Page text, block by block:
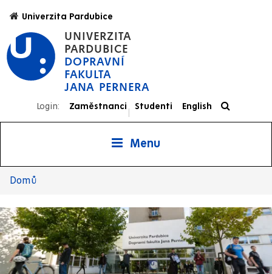
hlavnímu
obsahu
UNIVERZITA
PARDUBICE
DOPRAVNÍ
FAKULTA
JANA PERNERA
Univerzita Pardubice
Login: Zaměstnanci
|
Studenti English
Menu
navigace
Domů